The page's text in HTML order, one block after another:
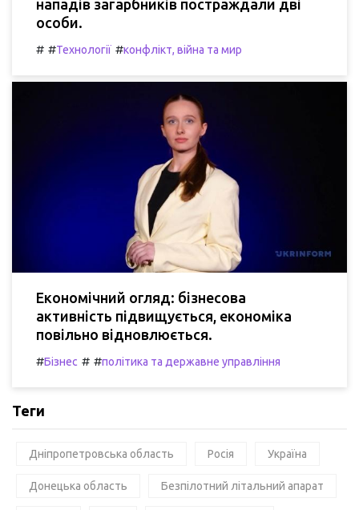
нападів загарбників постраждали дві
особи.
# #Технології #конфлікт, війна та мир
Економічний огляд: бізнесова
активність підвищується, економіка
повільно відновлюється.
#Бізнес # #політика та державне управління
Теги
Дніпропетровська область Росія Україна
Донецька область Безпілотний літальний апарат